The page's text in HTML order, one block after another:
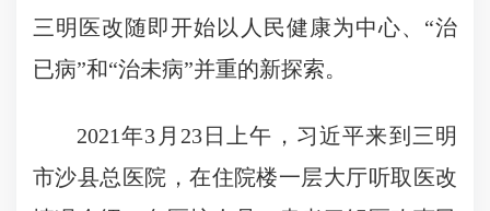
三明医改随即开始以人民健康为中心、“治
已病”和“治未病”并重的新探索。
2021年3月23日上午，习近平来到三明
市沙县总医院，在住院楼一层大厅听取医改